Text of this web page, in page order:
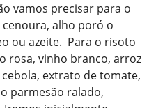
vamos precisar para o
cenoura, alho poró o
ou azeite. Para o risoto
rosa, vinho branco, arroz
extrato de tomate,
parmesão ralado,